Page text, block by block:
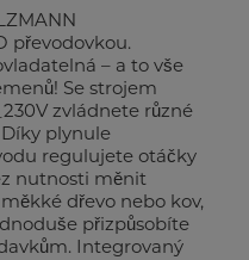
převodovkou.
– a to vše
Se strojem
zvládnete různé
plynule
regulujete otáčky
nutnosti měnit
dřevo nebo kov,
přizpůsobíte
Integrovaný